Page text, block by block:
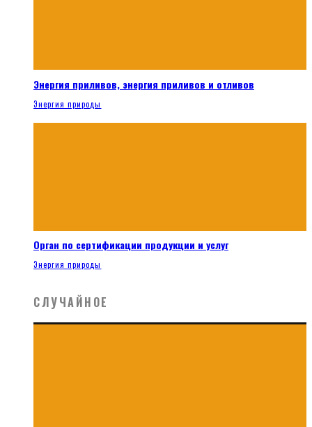
Энергия приливов, энергия приливов и отливов
Энергия природы
Орган по сертификации продукции и услуг
Энергия природы
СЛУЧАЙНОЕ